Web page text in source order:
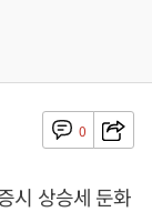
0
시 상승세 둔화